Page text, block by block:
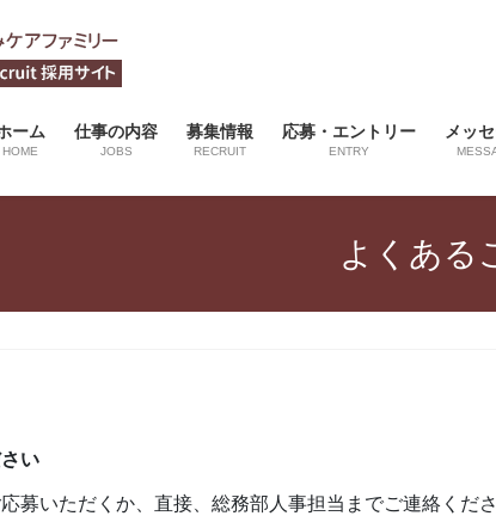
ーム
HOME
仕事の内容
JOBS
募集情報
RECRUIT
応募・エントリー
ENTRY
メッ
よくある
い
募いただくか、直接、総務部人事担当までご連絡くださ